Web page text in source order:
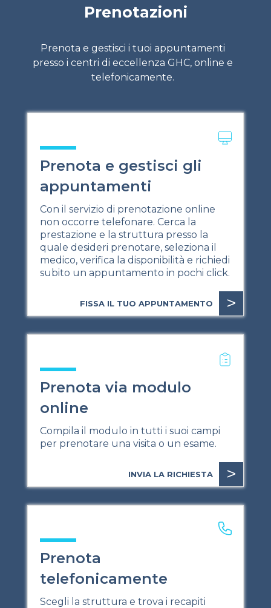
Prenotazioni
Prenota e gestisci i tuoi appuntamenti
presso i centri di eccellenza GHC, online e
telefonicamente.
Prenota e gestisci gli
appuntamenti
Con il servizio di prenotazione online
non occorre telefonare. Cerca la
prestazione e la struttura presso la
quale desideri prenotare, seleziona il
medico, verifica la disponibilità e richiedi
subito un appuntamento in pochi click.
FISSA IL TUO APPUNTAMENTO >
Prenota via modulo
online
Compila il modulo in tutti i suoi campi
per prenotare una visita o un esame.
INVIA LA RICHIESTA >
Prenota
telefonicamente
Scegli la struttura e trova i recapiti